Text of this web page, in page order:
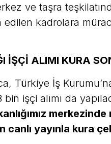
ve taşra
kadrolara
İŞÇİ ALIMI KURA
Türkiye İş
işçi alımı da
canlı yayınla kura